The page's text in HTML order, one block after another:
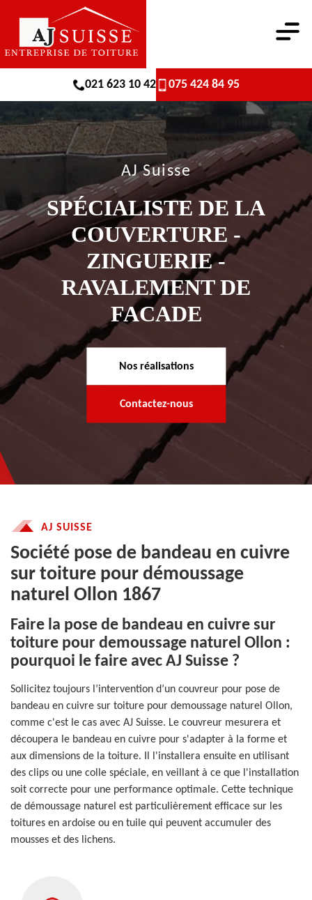
021 623 10 42 075 424 84 95
AJ Suisse
SPÉCIALISTE DE LA
COUVERTURE -
ZINGUERIE -
RAVALEMENT DE
FACADE
Nos réalisations
Contactez-nous
AJ SUISSE
Société pose de bandeau en cuivre
sur toiture pour démoussage
naturel Ollon 1867
Faire la pose de bandeau en cuivre sur
toiture pour demoussage naturel Ollon :
pourquoi le faire avec AJ Suisse ?
Sollicitez toujours l’intervention d’un couvreur pour pose de
bandeau en cuivre sur toiture pour demoussage naturel Ollon,
comme c'est le cas avec AJ Suisse. Le couvreur mesurera et
découpera le bandeau en cuivre pour s'adapter à la forme et
aux dimensions de la toiture. Il l'installera ensuite en utilisant
des clips ou une colle spéciale, en veillant à ce que l'installation
soit correcte pour une performance optimale. Cette technique
de démoussage naturel est particulièrement efficace sur les
toitures en ardoise ou en tuile qui peuvent accumuler des
mousses et des lichens.